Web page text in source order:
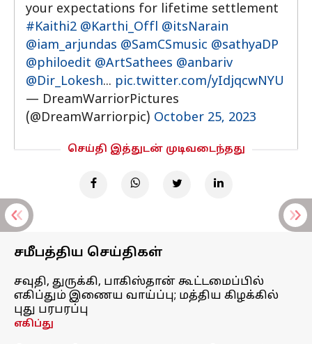
your expectations for lifetime settlement
#Kaithi2 @Karthi_Offl @itsNarain
@iam_arjundas @SamCSmusic @sathyaDP
@philoedit @ArtSathees @anbariv
@Dir_Lokesh... pic.twitter.com/yIdjqcwNYU
— DreamWarriorPictures
(@DreamWarriorpic) October 25, 2023
செய்தி இத்துடன் முடிவடைந்தது
சமீபத்திய செய்திகள்
சவுதி, துருக்கி, பாகிஸ்தான் கூட்டமைப்பில்
எகிப்தும் இணைய வாய்ப்பு; மத்திய கிழக்கில்
புது பரபரப்பு
எகிப்து